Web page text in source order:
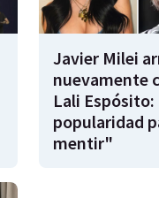
Javier Milei
nuevamente
Lali
popularidad
mentir"